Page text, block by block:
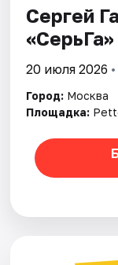
Сергей
20 июля 2026
Город: Москва
Площадка: